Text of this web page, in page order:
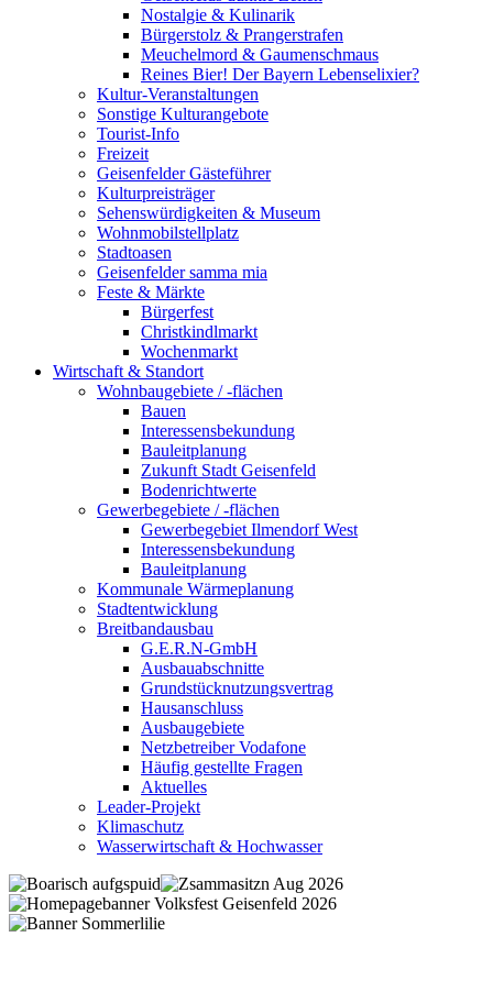
Nostalgie & Kulinarik
Bürgerstolz & Prangerstrafen
Meuchelmord & Gaumenschmaus
Reines Bier! Der Bayern Lebenselixier?
Kultur-Veranstaltungen
Sonstige Kulturangebote
Tourist-Info
Freizeit
Geisenfelder Gästeführer
Kulturpreisträger
Sehenswürdigkeiten & Museum
Wohnmobilstellplatz
Stadtoasen
Geisenfelder samma mia
Feste & Märkte
Bürgerfest
Christkindlmarkt
Wochenmarkt
Wirtschaft & Standort
Wohnbaugebiete / -flächen
Bauen
Interessensbekundung
Bauleitplanung
Zukunft Stadt Geisenfeld
Bodenrichtwerte
Gewerbegebiete / -flächen
Gewerbegebiet Ilmendorf West
Interessensbekundung
Bauleitplanung
Kommunale Wärmeplanung
Stadtentwicklung
Breitbandausbau
G.E.R.N-GmbH
Ausbauabschnitte
Grundstücknutzungsvertrag
Hausanschluss
Ausbaugebiete
Netzbetreiber Vodafone
Häufig gestellte Fragen
Aktuelles
Leader-Projekt
Klimaschutz
Wasserwirtschaft & Hochwasser